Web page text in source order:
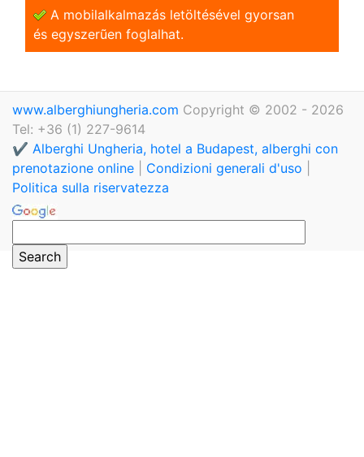
A mobilalkalmazás letöltésével gyorsan
és egyszerũen foglalhat.
www.alberghiungheria.com Copyright © 2002 - 2026
Tel: +36 (1) 227-9614
✔️ Alberghi Ungheria, hotel a Budapest, alberghi con
prenotazione online
Condizioni generali d'uso
Politica sulla riservatezza